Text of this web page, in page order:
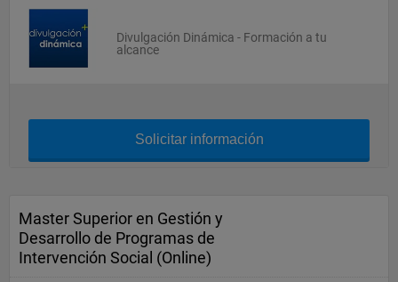
Divulgación Dinámica - Formación a tu
alcance
Solicitar información
Master Superior en Gestión y
Desarrollo de Programas de
Intervención Social (Online)